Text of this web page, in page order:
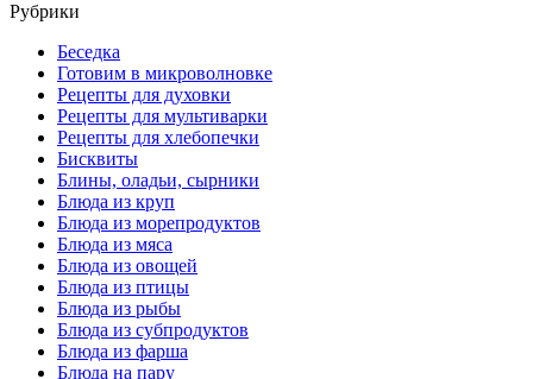
Рубрики
Беседка
Готовим в микроволновке
Рецепты для духовки
Рецепты для мультиварки
Рецепты для хлебопечки
Бисквиты
Блины, оладьи, сырники
Блюда из круп
Блюда из морепродуктов
Блюда из мяса
Блюда из овощей
Блюда из птицы
Блюда из рыбы
Блюда из субпродуктов
Блюда из фарша
Блюда на пару